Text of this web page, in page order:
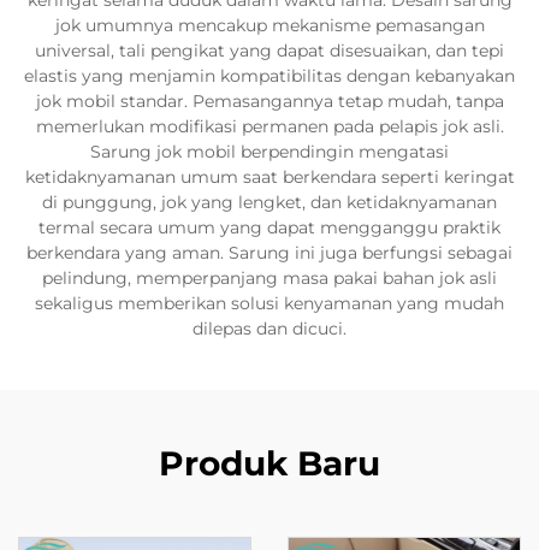
jok umumnya mencakup mekanisme pemasangan
universal, tali pengikat yang dapat disesuaikan, dan tepi
elastis yang menjamin kompatibilitas dengan kebanyakan
jok mobil standar. Pemasangannya tetap mudah, tanpa
memerlukan modifikasi permanen pada pelapis jok asli.
Sarung jok mobil berpendingin mengatasi
ketidaknyamanan umum saat berkendara seperti keringat
di punggung, jok yang lengket, dan ketidaknyamanan
termal secara umum yang dapat mengganggu praktik
berkendara yang aman. Sarung ini juga berfungsi sebagai
pelindung, memperpanjang masa pakai bahan jok asli
sekaligus memberikan solusi kenyamanan yang mudah
dilepas dan dicuci.
Produk Baru